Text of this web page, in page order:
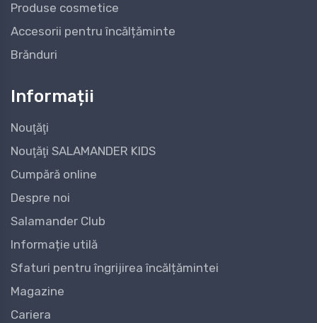
Produse cosmetice
Accesorii pentru încălțăminte
Brănduri
Informații
Nouţăţi
Nouţăţi SALAMANDER KIDS
Cumpără online
Despre noi
Salamander Club
Informație utilă
Sfaturi pentru îngrijirea încălțămintei
Magazine
Cariera